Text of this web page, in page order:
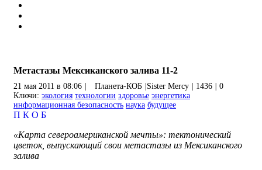
Метастазы Мексиканского залива 11-2
21 мая 2011 в 08:06 Планета-КОБ Sister Mercy 1436
0
Ключи: экология технологии здоровье энергетика
информационная безопасность наука будущее
П К О Б
«Карта североамериканской мечты»: тектонический
цветок, выпускающий свои метастазы из Мексиканского
залива